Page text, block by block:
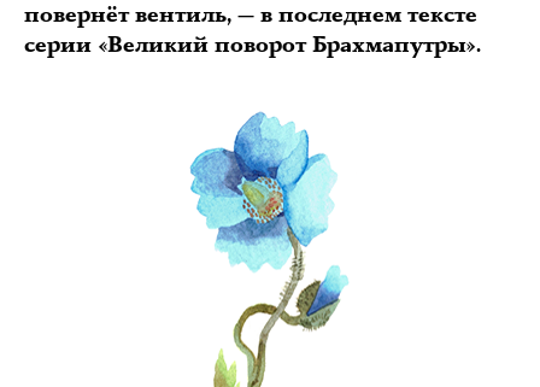
повернёт вентиль, — в последнем тексте
серии «Великий поворот Брахмапутры».